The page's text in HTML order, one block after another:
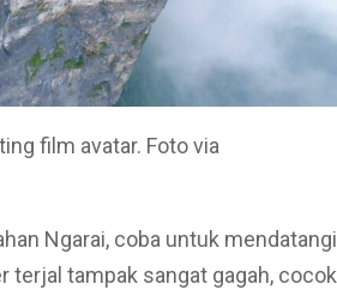
film avatar. Foto via
Ngarai, coba untuk mendatangi
terjal tampak sangat gagah, cocok